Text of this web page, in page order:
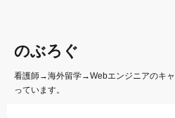
のぶろぐ
看護師→海外留学→Webエンジニアのキ
っています。